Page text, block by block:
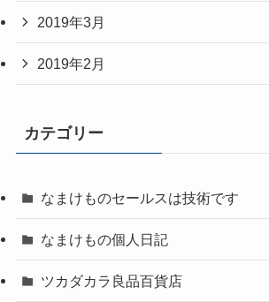
2019年3月
2019年2月
カテゴリー
なまけものセールスは技術です
なまけもの個人日記
ツカダカラ良品百貨店